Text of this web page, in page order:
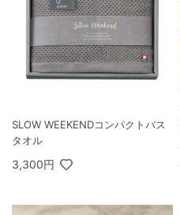
SLOW WEEKENDコンパクトバス
タオル
3,300円